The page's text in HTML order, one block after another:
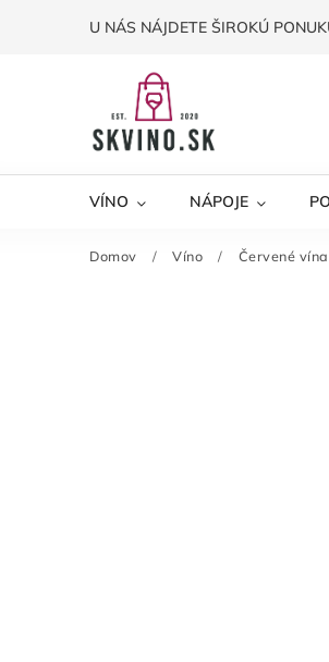
U NÁS NÁJDETE ŠIROKÚ
VÍNO NÁPOJE
Domov / Víno / Červené vína